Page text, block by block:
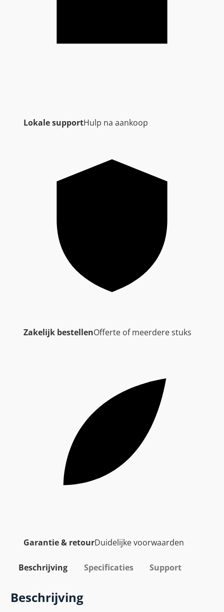
Lokale supportHulp na aankoop
Zakelijk bestellenOfferte of meerdere stuks
Garantie & retourDuidelijke voorwaarden
Beschrijving Specificaties Support
Beschrijving